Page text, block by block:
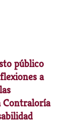
público
a
Contraloría